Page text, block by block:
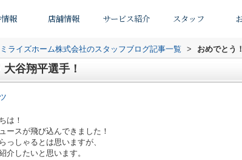
報 店舗情報 サービス紹介 スタッフ
ミライズホーム株式会社のスタッフブログ記事一覧 > おめでとう
谷翔平選手！
は！
ースが飛び込んできました！
っしゃるとは思いますが、
介したいと思います。